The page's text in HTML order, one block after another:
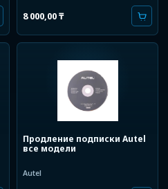
8 000,00₸
Продление подписки Autel
все модели
Autel